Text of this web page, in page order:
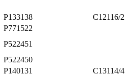
P133138
C12116/2
P771522
P522451
P522450
P140131
C13114/4